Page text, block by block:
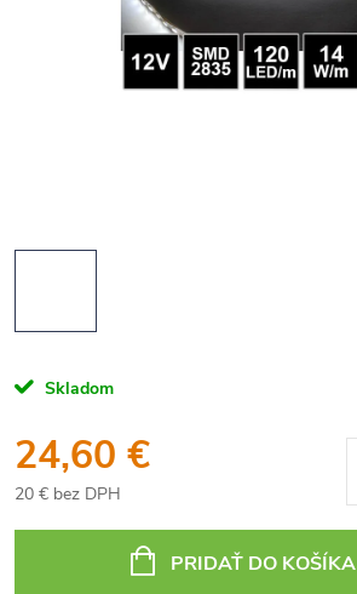
Skladom
24,60 €
20 € bez DPH
cena:
PRIDAŤ DO KOŠÍKA